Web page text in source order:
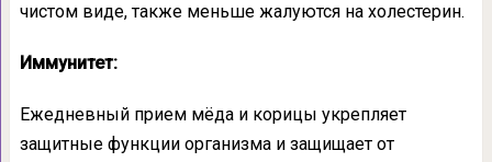
чистом виде, также меньше жалуются на холестерин.
Иммунитет:
Ежедневный прием мёда и корицы укрепляет
защитные функции организма и защищает от